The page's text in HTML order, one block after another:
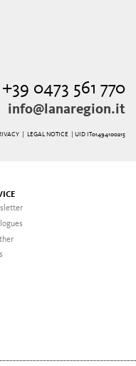
0473 561 770
info@lanaregion.it
| LEGAL NOTICE | UID IT01494100215